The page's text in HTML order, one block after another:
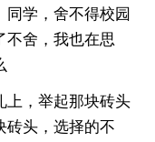
同学，舍不得校园
不舍，我也在思
上，举起那块砖头
砖头，选择的不